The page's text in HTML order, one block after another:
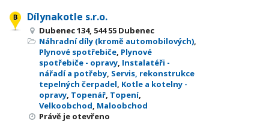
Dílynakotle s.r.o.
Dubenec 134, 544 55 Dubenec
Náhradní díly (kromě automobilových),
Plynové spotřebiče, Plynové
spotřebiče - opravy, Instalatéři -
nářadí a potřeby, Servis, rekonstrukce
tepelných čerpadel, Kotle a kotelny -
opravy, Topenář, Topení,
Velkoobchod, Maloobchod
Právě je otevřeno